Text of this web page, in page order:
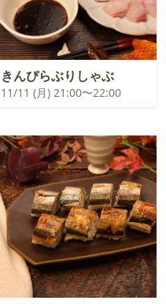
きんぴらぶりしゃぶ
11/11 (月) 21:00〜22:00